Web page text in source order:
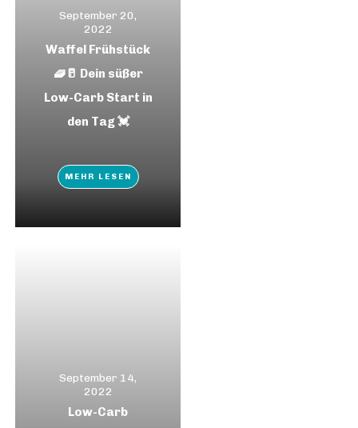
September 20,
2022
Waffel Frühstück
🧇🥛 Dein süßer
Low-Carb Start in
den Tag 💓
MEHR LESEN
September 14,
2022
Low-Carb